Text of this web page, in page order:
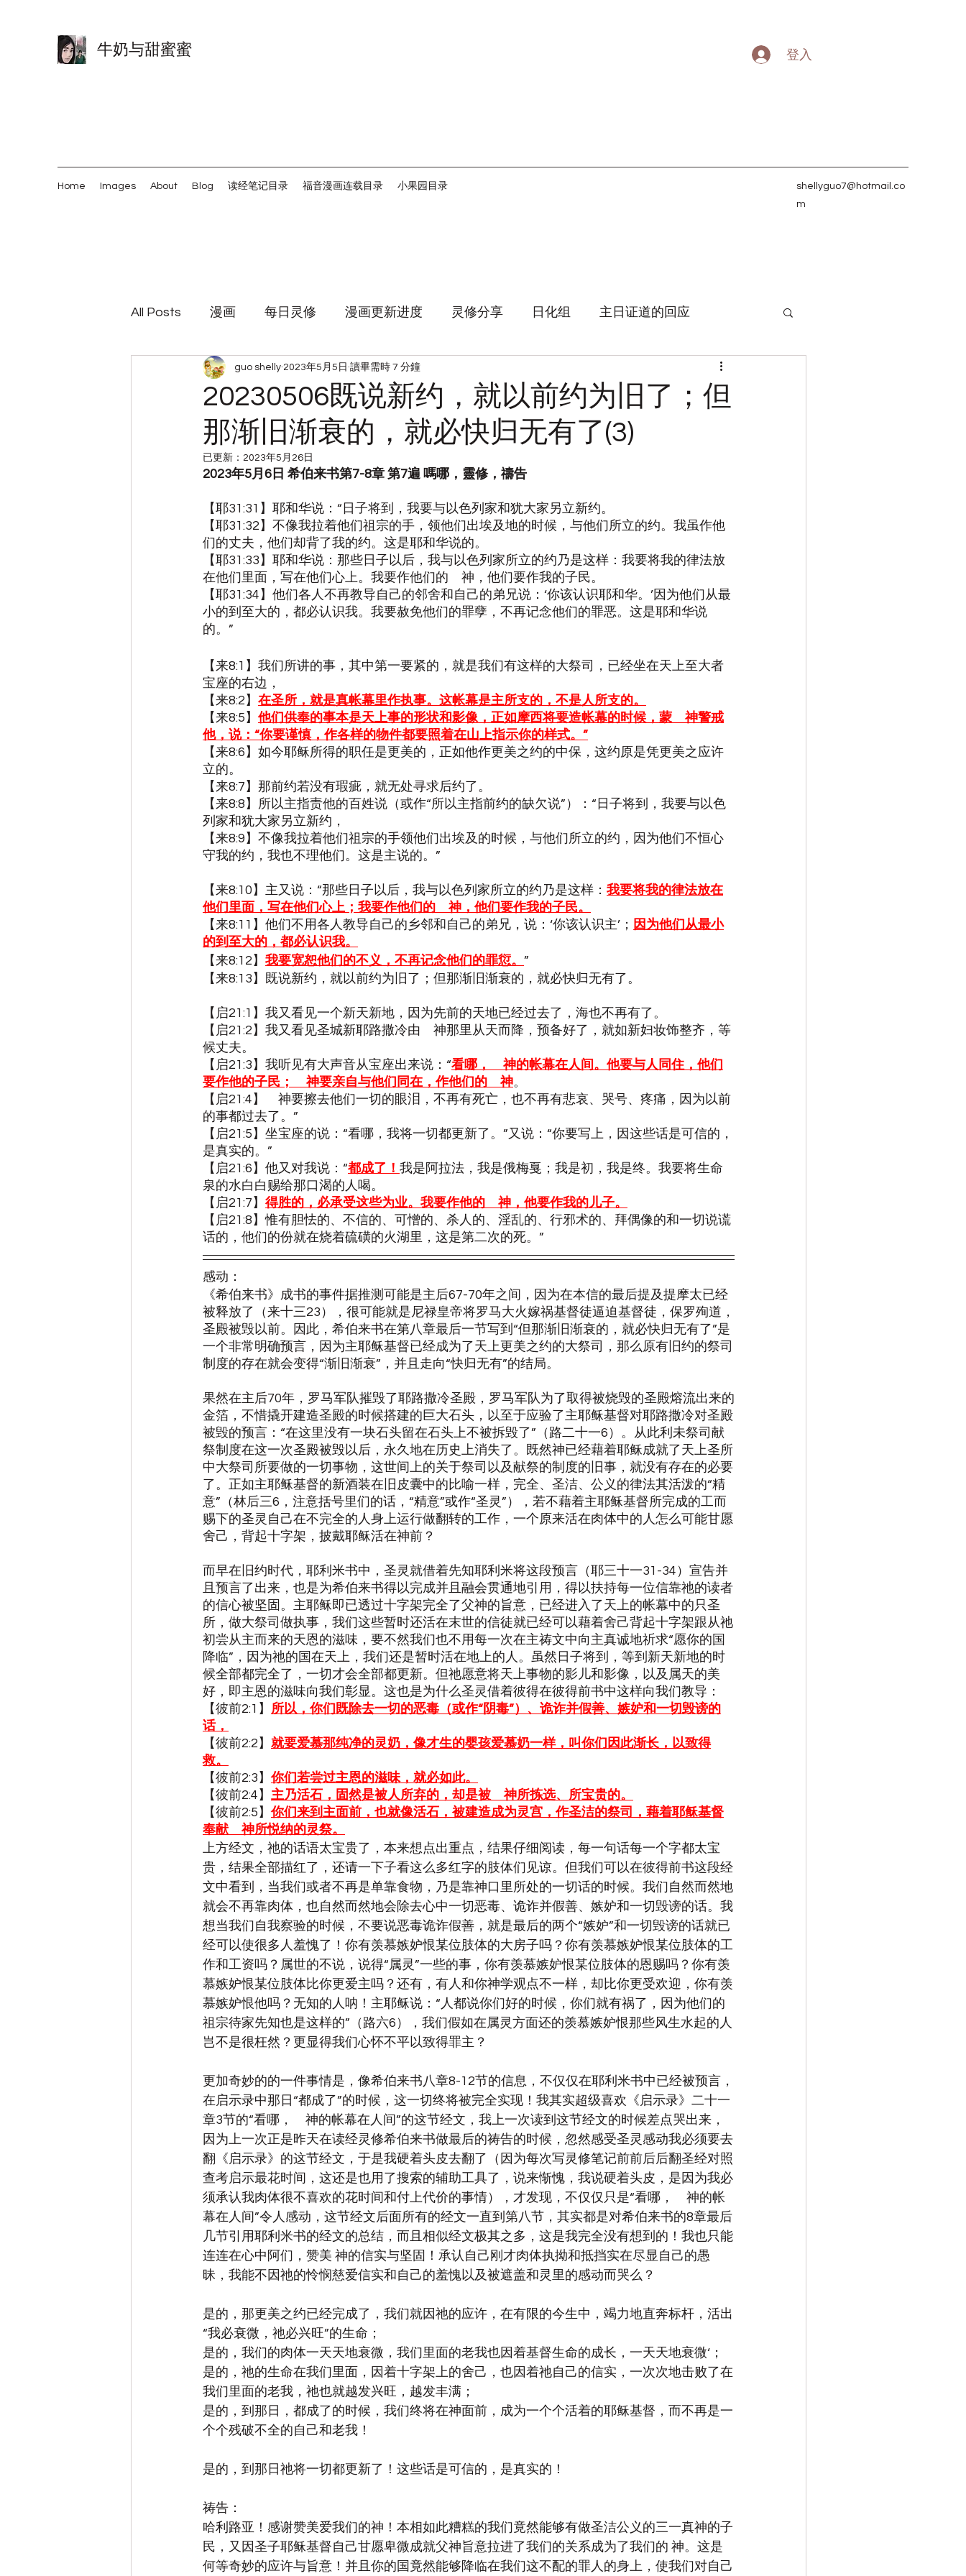
牛奶与甜蜜蜜 登入
Home Images About Blog 读经笔记目录 福音漫画连载目录 小果园目录
shellyguo7@hotmail.co
m
All Posts 漫画 每日灵修 漫画更新进度 灵修分享 日化组 主日证道的回应
周六查经小组笔记 带娃读经 宋典的日常
20230506既说新约，就以前约为旧了；但
那渐旧渐衰的，就必快归无有了(3)
guo shelly 2023年5月5日 讀畢需時 7 分鐘
已更新： 2023年5月26日
2023年5月6日 希伯来书第7-8章 第7遍 嗎哪，靈修，禱告
【耶31:31】耶和华说：“日子将到，我要与以色列家和犹大家另立新约。
【耶31:32】不像我拉着他们祖宗的手，领他们出埃及地的时候，与他们所立的约。我虽作他
们的丈夫，他们却背了我的约。这是耶和华说的。
【耶31:33】耶和华说：那些日子以后，我与以色列家所立的约乃是这样：我要将我的律法放
在他们里面，写在他们心上。我要作他们的　神，他们要作我的子民。
【耶31:34】他们各人不再教导自己的邻舍和自己的弟兄说：‘你该认识耶和华。’因为他们从最
小的到至大的，都必认识我。我要赦免他们的罪孽，不再记念他们的罪恶。这是耶和华说
的。”
【来8:1】我们所讲的事，其中第一要紧的，就是我们有这样的大祭司，已经坐在天上至大者
宝座的右边，
【来8:2】 在圣所，就是真帐幕里作执事。这帐幕是主所支的，不是人所支的。
【来8:5】 他们供奉的事本是天上事的形状和影像，正如摩西将要造帐幕的时候，蒙　神警戒
他，说：“你要谨慎，作各样的物件都要照着在山上指示你的样式。”
【来8:6】如今耶稣所得的职任是更美的，正如他作更美之约的中保，这约原是凭更美之应许
立的。
【来8:7】那前约若没有瑕疵，就无处寻求后约了。
【来8:8】所以主指责他的百姓说（或作“所以主指前约的缺欠说”）：“日子将到，我要与以色
列家和犹大家另立新约，
【来8:9】不像我拉着他们祖宗的手领他们出埃及的时候，与他们所立的约，因为他们不恒心
守我的约，我也不理他们。这是主说的。”
【来8:10】主又说：“那些日子以后，我与以色列家所立的约乃是这样： 我要将我的律法放在
他们里面，写在他们心上；我要作他们的　神，他们要作我的子民。
【来8:11】他们不用各人教导自己的乡邻和自己的弟兄，说：‘你该认识主’； 因为他们从最小
的到至大的，都必认识我。
【来8:12】 我要宽恕他们的不义，不再记念他们的罪愆。 ”
【来8:13】既说新约，就以前约为旧了；但那渐旧渐衰的，就必快归无有了。
【启21:1】我又看见一个新天新地，因为先前的天地已经过去了，海也不再有了。
【启21:2】我又看见圣城新耶路撒冷由　神那里从天而降，预备好了，就如新妇妆饰整齐，等
候丈夫。
【启21:3】我听见有大声音从宝座出来说：“看哪，　神的帐幕在人间。他要与人同住，他们
要作他的子民；　神要亲自与他们同在，作他们的　神。
【启21:4】　神要擦去他们一切的眼泪，不再有死亡，也不再有悲哀、哭号、疼痛，因为以前
的事都过去了。”
【启21:5】坐宝座的说：“看哪，我将一切都更新了。”又说：“你要写上，因这些话是可信的，
是真实的。”
【启21:6】他又对我说：“都成了！ 我是阿拉法，我是俄梅戛；我是初，我是终。我要将生命
泉的水白白赐给那口渴的人喝。
【启21:7】 得胜的，必承受这些为业。我要作他的　神，他要作我的儿子。
【启21:8】惟有胆怯的、不信的、可憎的、杀人的、淫乱的、行邪术的、拜偶像的和一切说谎
话的，他们的份就在烧着硫磺的火湖里，这是第二次的死。”
感动：
《希伯来书》成书的事件据推测可能是主后67-70年之间，因为在本信的最后提及提摩太已经
被释放了（来十三23），很可能就是尼禄皇帝将罗马大火嫁祸基督徒逼迫基督徒，保罗殉道，
圣殿被毁以前。因此，希伯来书在第八章最后一节写到“但那渐旧渐衰的，就必快归无有了”是
一个非常明确预言，因为主耶稣基督已经成为了天上更美之约的大祭司，那么原有旧约的祭司
制度的存在就会变得“渐旧渐衰”，并且走向“快归无有”的结局。
果然在主后70年，罗马军队摧毁了耶路撒冷圣殿，罗马军队为了取得被烧毁的圣殿熔流出来的
金箔，不惜撬开建造圣殿的时候搭建的巨大石头，以至于应验了主耶稣基督对耶路撒冷对圣殿
被毁的预言：“在这里没有一块石头留在石头上不被拆毁了”（路二十一6）。从此利未祭司献
祭制度在这一次圣殿被毁以后，永久地在历史上消失了。既然神已经藉着耶稣成就了天上圣所
中大祭司所要做的一切事物，这世间上的关于祭司以及献祭的制度的旧事，就没有存在的必要
了。正如主耶稣基督的新酒装在旧皮囊中的比喻一样，完全、圣洁、公义的律法其活泼的“精
意”（林后三6，注意括号里们的话，“精意”或作“圣灵”），若不藉着主耶稣基督所完成的工而
赐下的圣灵自己在不完全的人身上运行做翻转的工作，一个原来活在肉体中的人怎么可能甘愿
舍己，背起十字架，披戴耶稣活在神前？
而早在旧约时代，耶利米书中，圣灵就借着先知耶利米将这段预言（耶三十一31-34）宣告并
且预言了出来，也是为希伯来书得以完成并且融会贯通地引用，得以扶持每一位信靠祂的读者
的信心被坚固。主耶稣即已透过十字架完全了父神的旨意，已经进入了天上的帐幕中的只圣
所，做大祭司做执事，我们这些暂时还活在末世的信徒就已经可以藉着舍己背起十字架跟从祂
初尝从主而来的天恩的滋味，要不然我们也不用每一次在主祷文中向主真诚地祈求“愿你的国
降临”，因为祂的国在天上，我们还是暂时活在地上的人。虽然日子将到，等到新天新地的时
候全部都完全了，一切才会全部都更新。但祂愿意将天上事物的影儿和影像，以及属天的美
好，即主恩的滋味向我们彰显。这也是为什么圣灵借着彼得在彼得前书中这样向我们教导：
【彼前2:1】 所以，你们既除去一切的恶毒（或作“阴毒”）、诡诈并假善、嫉妒和一切毁谤的
话，
【彼前2:2】 就要爱慕那纯净的灵奶，像才生的婴孩爱慕奶一样，叫你们因此渐长，以致得
救。
【彼前2:3】你们若尝过主恩的滋味，就必如此。
【彼前2:4】 主乃活石，固然是被人所弃的，却是被　神所拣选、所宝贵的。
【彼前2:5】你们来到主面前，也就像活石，被建造成为灵宫，作圣洁的祭司，藉着耶稣基督
奉献　神所悦纳的灵祭。
上方经文，祂的话语太宝贵了，本来想点出重点，结果仔细阅读，每一句话每一个字都太宝
贵，结果全部描红了，还请一下子看这么多红字的肢体们见谅。但我们可以在彼得前书这段经
文中看到，当我们或者不再是单靠食物，乃是靠神口里所处的一切话的时候。我们自然而然地
就会不再靠肉体，也自然而然地会除去心中一切恶毒、诡诈并假善、嫉妒和一切毁谤的话。我
想当我们自我察验的时候，不要说恶毒诡诈假善，就是最后的两个“嫉妒”和一切毁谤的话就已
经可以使很多人羞愧了！你有羡慕嫉妒恨某位肢体的大房子吗？你有羡慕嫉妒恨某位肢体的工
作和工资吗？属世的不说，说得“属灵”一些的事，你有羡慕嫉妒恨某位肢体的恩赐吗？你有羡
慕嫉妒恨某位肢体比你更爱主吗？还有，有人和你神学观点不一样，却比你更受欢迎，你有羡
慕嫉妒恨他吗？无知的人呐！主耶稣说：“人都说你们好的时候，你们就有祸了，因为他们的
祖宗待家先知也是这样的”（路六6），我们假如在属灵方面还的羡慕嫉妒恨那些风生水起的人
岂不是很枉然？更显得我们心怀不平以致得罪主？
更加奇妙的的一件事情是，像希伯来书八章8-12节的信息，不仅仅在耶利米书中已经被预言，
在启示录中那日“都成了”的时候，这一切终将被完全实现！我其实超级喜欢《启示录》二十一
章3节的“看哪，　神的帐幕在人间”的这节经文，我上一次读到这节经文的时候差点哭出来，
因为上一次正是昨天在读经灵修希伯来书做最后的祷告的时候，忽然感受圣灵感动我必须要去
翻《启示录》的这节经文，于是我硬着头皮去翻了（因为每次写灵修笔记前前后后翻圣经对照
查考启示最花时间，这还是也用了搜索的辅助工具了，说来惭愧，我说硬着头皮，是因为我必
须承认我肉体很不喜欢的花时间和付上代价的事情），才发现，不仅仅只是“看哪，　神的帐
幕在人间”令人感动，这节经文后面所有的经文一直到第八节，其实都是对希伯来书的8章最后
几节引用耶利米书的经文的总结，而且相似经文极其之多，这是我完全没有想到的！我也只能
连连在心中阿们，赞美 神的信实与坚固！承认自己刚才肉体执拗和抵挡实在尽显自己的愚
昧，我能不因祂的怜悯慈爱信实和自己的羞愧以及被遮盖和灵里的感动而哭么？
是的，那更美之约已经完成了，我们就因祂的应许，在有限的今生中，竭力地直奔标杆，活出
“我必衰微，祂必兴旺”的生命；
是的，我们的肉体一天天地衰微，我们里面的老我也因着基督生命的成长，一天天地衰微‘；
是的，祂的生命在我们里面，因着十字架上的舍己，也因着祂自己的信实，一次次地击败了在
我们里面的老我，祂也就越发兴旺，越发丰满；
是的，到那日，都成了的时候，我们终将在神面前，成为一个个活着的耶稣基督，而不再是一
个个残破不全的自己和老我！
是的，到那日祂将一切都更新了！这些话是可信的，是真实的！
祷告：
哈利路亚！感谢赞美爱我们的神！本相如此糟糕的我们竟然能够有做圣洁公义的三一真神的子
民，又因圣子耶稣基督自己甘愿卑微成就父神旨意拉进了我们的关系成为了我们的 神。这是
何等奇妙的应许与旨意！并且你的国竟然能够降临在我们这不配的罪人的身上，使我们对自己